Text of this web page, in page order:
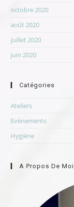
octobre 2020
août 2020
juillet 2020
juin 2020
Catégories
Ateliers
Evénements
Hygiène
A Propos De Moi